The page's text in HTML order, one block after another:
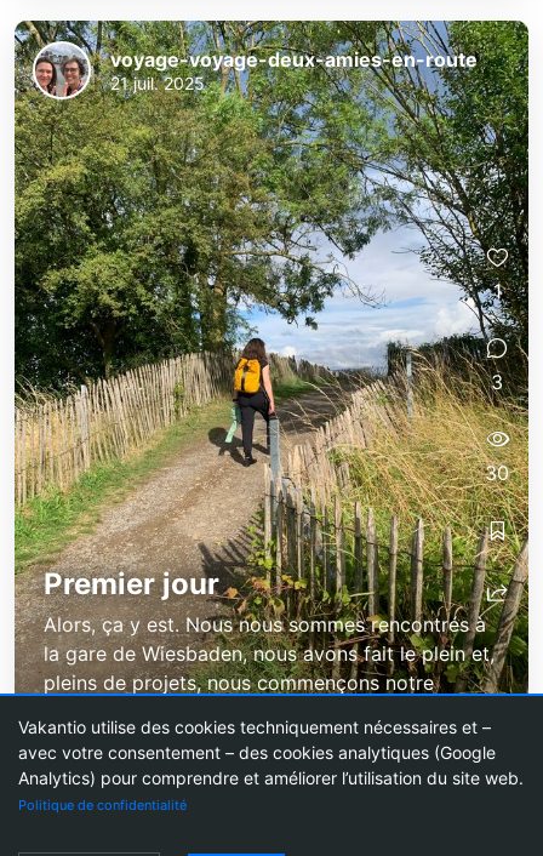
Premier jour
Alors, ça y est. Nous nous sommes rencontrés à
la gare de Wiesbaden, nous avons fait le plein et,
pleins de projets, nous commençons notre
voyage-voyage-deux-amies-en-route
21 juil. 2025
1
3
30
Vakantio utilise des cookies techniquement nécessaires et –
avec votre consentement – des cookies analytiques (Google
Analytics) pour comprendre et améliorer l’utilisation du site web.
Politique de confidentialité